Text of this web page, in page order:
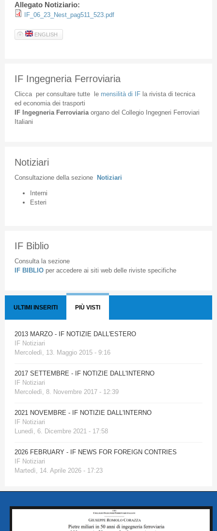
Allegato Notiziario:
IF_06_23_Nest_pag511_523.pdf
ENGLISH
IF Ingegneria Ferroviaria
Cliccaper consultare tuttele mensilità di IFla rivista di tecnica
ed economia dei trasporti
IF Ingegneria Ferroviaria organodel Collegio Ingegneri Ferroviari
Italiani
Notiziari
Consultazione della sezione Notiziari
Interni
Esteri
IF Biblio
Consulta la sezione
IF BIBLIO per accedere ai siti web delle riviste specifiche
ULTIMI INSERITI PIÙ VISTI
2013 MARZO - IF NOTIZIE DALL'ESTERO
IF Notiziari
Mercoledì, 13. Maggio 2015 - 9:16
2017 SETTEMBRE - IF NOTIZIE DALL'INTERNO
IF Notiziari
Mercoledì, 8. Novembre 2017 - 12:39
2021 NOVEMBRE - IF NOTIZIE DALL'INTERNO
IF Notiziari
Lunedì, 6. Dicembre 2021 - 17:58
2026 FEBRUARY - IF NEWS FOR FOREIGN CONTRIES
IF Notiziari
Martedì, 14. Aprile 2026 - 17:23